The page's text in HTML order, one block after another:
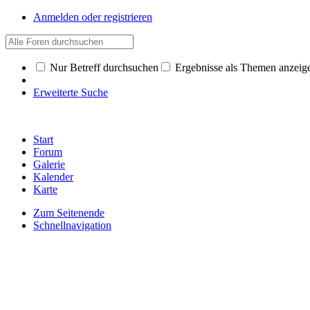
Anmelden oder registrieren
Nur Betreff durchsuchen Ergebnisse als Themen
Erweiterte Suche
Start
Forum
Galerie
Kalender
Karte
Zum Seitenende
Schnellnavigation